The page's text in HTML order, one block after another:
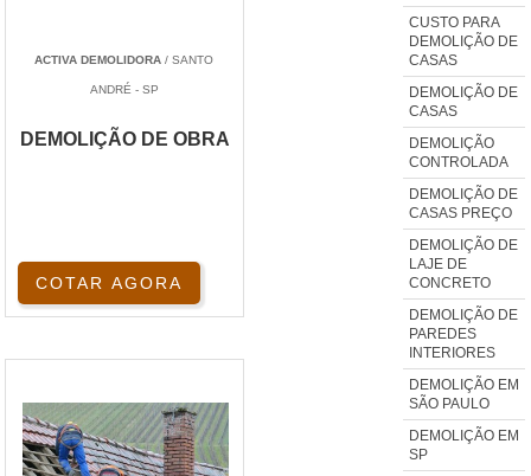
ACTIVA DEMOLIDORA / SANTO
ANDRÉ - SP
DEMOLIÇÃO DE OBRA
COTAR AGORA
CUSTO PARA
DEMOLIÇÃO DE
CASAS
DEMOLIÇÃO DE
CASAS
DEMOLIÇÃO
CONTROLADA
DEMOLIÇÃO DE
CASAS PREÇO
DEMOLIÇÃO DE
LAJE DE
CONCRETO
DEMOLIÇÃO DE
PAREDES
INTERIORES
DEMOLIÇÃO EM
SÃO PAULO
DEMOLIÇÃO EM
SP